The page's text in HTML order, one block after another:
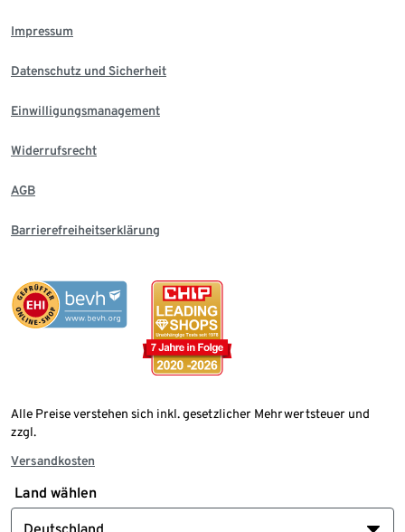
Impressum
Datenschutz und Sicherheit
Einwilligungsmanagement
Widerrufsrecht
AGB
Barrierefreiheitserklärung
Alle Preise verstehen sich inkl. gesetzlicher Mehrwertsteuer und
zzgl.
Versandkosten
Land wählen